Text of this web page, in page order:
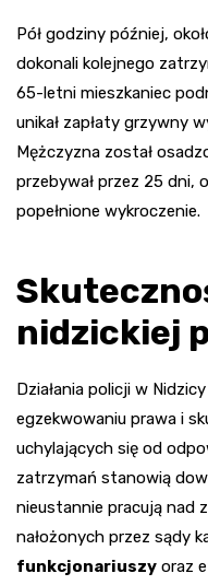
Pół godziny później,
dokonali kolejnego
65-letni mieszkaniec
unikał zapłaty grzywny
Mężczyzna został
przebywał przez 25 dni,
popełnione wykroczenie.
nidzickiej
Działania policji w
egzekwowaniu prawa i
uchylających się od
zatrzymań stanowią
nieustannie pracują nad
nałożonych przez sądy
funkcjonariuszy oraz